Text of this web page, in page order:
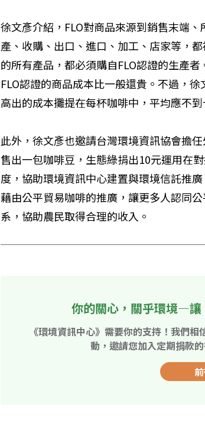
徐文彥介紹，FLO對商品來源到銷售末端
產、收購、出口、進口、加工、店家等，
的所有產品，都必須購自FLO認證的生產
FLO認證的商品成本比一般還貴。不過，
此外，徐文彥也邀請台灣環境資訊協會擔
售出一包咖啡豆，生態綠捐出10元運用在
度，協助環境資訊中心建置與環境信託推
藉由公平貿易咖啡的推廣，讓更多人認同
系，協助農民取得合理的收入。
你的關心，關乎環境—讓
《環境資訊中心》需要你的支持！我們
動，邀請您加入定期捐款